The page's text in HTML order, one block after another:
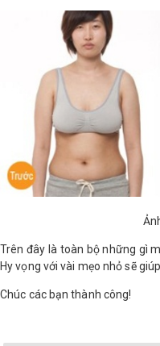
Trên đây là toàn bộ những gì
Hy vọng với vài mẹo nhỏ sẽ
Chúc các bạn thành công!